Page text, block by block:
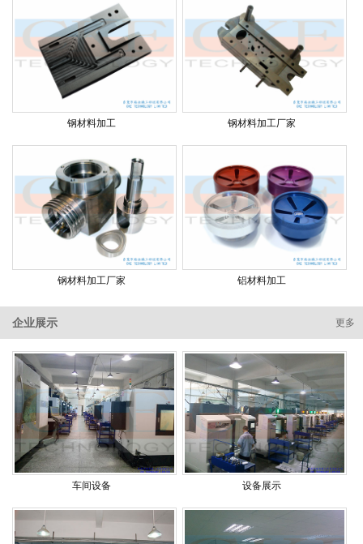
钢材料加工 钢材料加工厂家
钢材料加工厂家 铝材料加工
更多
企业展示
车间设备 设备展示